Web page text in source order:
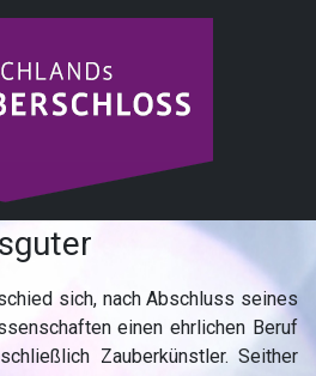
sich, nach Abschluss seines
einen ehrlichen Beruf
Zauberkünstler. Seither